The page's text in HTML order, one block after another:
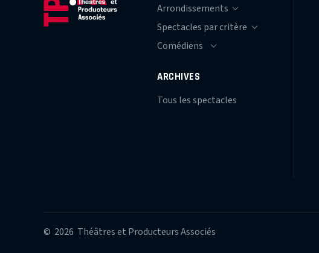
ARCHIVES
Tous les spectacles
© 2026 Théâtres et Producteurs Associés